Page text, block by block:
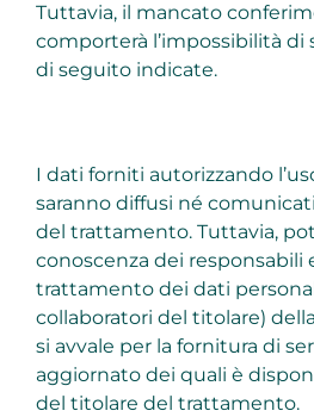
Tuttavia, il mancato
comporterà l’impossibilità di
di seguito indicate.
I dati forniti autorizzando
saranno diffusi né
del trattamento. Tuttavia,
conoscenza dei responsabili
trattamento dei dati
collaboratori del titolare)
si avvale per la fornitura di
aggiornato dei quali è
del titolare del trattamento.